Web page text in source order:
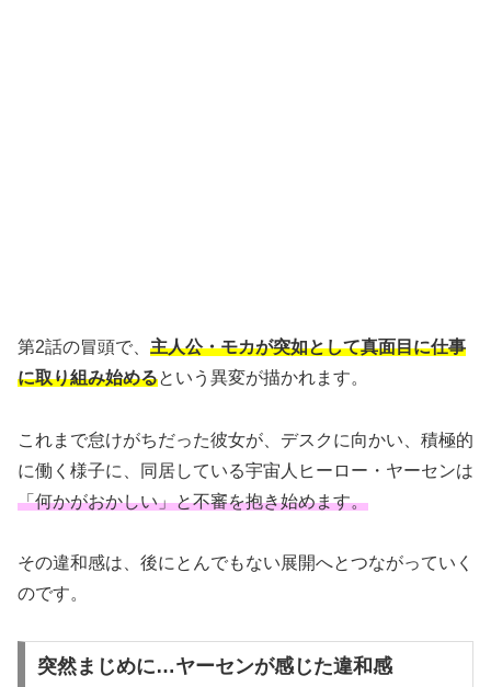
第2話の冒頭で、 主人公・モカが突如として真面目に仕事
に取り組み始めるという異変が描かれます。
これまで怠けがちだった彼女が、デスクに向かい、積極的
に働く様子に、同居している宇宙人ヒーロー・ヤーセンは
「何かがおかしい」と不審を抱き始めます。
その違和感は、後にとんでもない展開へとつながっていく
のです。
突然まじめに…ヤーセンが感じた違和感